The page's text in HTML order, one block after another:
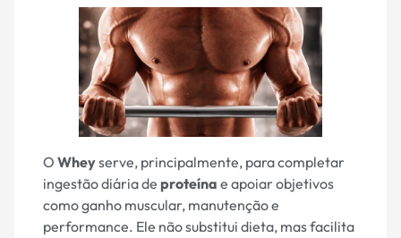
O Wheyserve, principalmente, para completar
ingestão diária de proteína e apoiar objetivos
como ganho muscular, manutenção e
performance. Ele não substitui dieta, mas facilita